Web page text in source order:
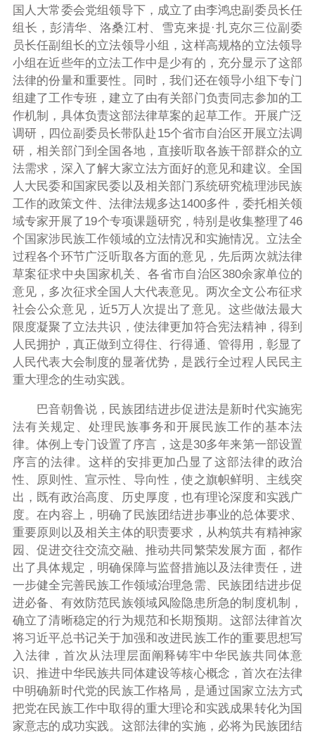
国人大常委会党组领导下，成立了由李鸿忠副委员长任
组长，彭清华、洛桑江村、雪克来提·扎克尔三位副委
员长任副组长的立法领导小组，这样高规格的立法领导
小组在近些年的立法工作中是少有的，充分显示了这部
法律的份量和重要性。同时，我们还在领导小组下专门
组建了工作专班，建立了由有关部门负责同志参加的工
作机制，具体负责这部法律草案的起草工作。开展广泛
调研，四位副委员长带队赴15个省市自治区开展立法调
研，相关部门到全国各地，直接听取各族干部群众的立
法需求，深入了解大家立法方面好的意见和建议。全国
人大民委和国家民委以及相关部门系统研究梳理涉民族
工作的政策文件、法律法规多达1400多件，委托相关领
域专家开展了19个专项课题研究，特别是收集整理了46
个国家涉民族工作领域的立法情况和实施情况。立法全
过程各个环节广泛听取各方面的意见，先后两次就法律
草案征求中央国家机关、各省市自治区380余家单位的
意见，多次征求全国人大代表意见。两次全文公布征求
社会公众意见，近5万人次提出了意见。这些做法最大
限度凝聚了立法共识，使法律更加符合宪法精神，得到
人民拥护，真正做到立得住、行得通、管得用，彰显了
人民代表大会制度的显著优势，是践行全过程人民民主
重大理念的生动实践。
巴音朝鲁说，民族团结进步促进法是新时代实施宪
法有关规定、处理民族事务和开展民族工作的基本法
律。体例上专门设置了序言，这是30多年来第一部设置
序言的法律。这样的安排更加凸显了这部法律的政治
性、原则性、宣示性、导向性，使之旗帜鲜明、主线突
出，既有政治高度、历史厚度，也有理论深度和实践广
度。在内容上，明确了民族团结进步事业的总体要求、
重要原则以及相关主体的职责要求，从构筑共有精神家
园、促进交往交流交融、推动共同繁荣发展方面，都作
出了具体规定，明确保障与监督措施以及法律责任，进
一步健全完善民族工作领域治理急需、民族团结进步促
进必备、有效防范民族领域风险隐患所急的制度机制，
确立了清晰稳定的行为规范和长期预期。这部法律首次
将习近平总书记关于加强和改进民族工作的重要思想写
入法律，首次从法理层面阐释铸牢中华民族共同体意
识、推进中华民族共同体建设等核心概念，首次在法律
中明确新时代党的民族工作格局，是通过国家立法方式
把党在民族工作中取得的重大理论和实践成果转化为国
家意志的成功实践。这部法律的实施，必将为民族团结